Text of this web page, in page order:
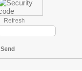
Refresh
Send